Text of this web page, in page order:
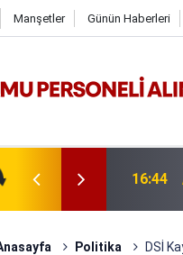
Manşetler Günün Haberleri
Çiftçi Süreci
16:44
Politika DSİ